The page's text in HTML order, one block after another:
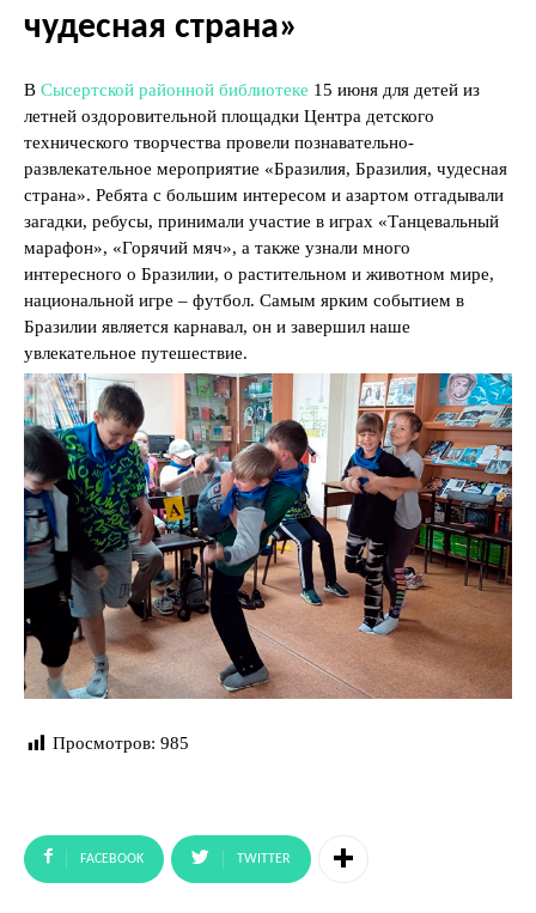
чудесная страна»
В Сысертской районной библиотеке 15 июня для детей из
летней оздоровительной площадки Центра детского
технического творчества провели познавательно-
развлекательное мероприятие «Бразилия, Бразилия, чудесная
страна». Ребята с большим интересом и азартом отгадывали
загадки, ребусы, принимали участие в играх «Танцевальный
марафон», «Горячий мяч», а также узнали много
интересного о Бразилии, о растительном и животном мире,
национальной игре – футбол. Самым ярким событием в
Бразилии является карнавал, он и завершил наше
увлекательное путешествие.
Просмотров: 985
FACEBOOK TWITTER